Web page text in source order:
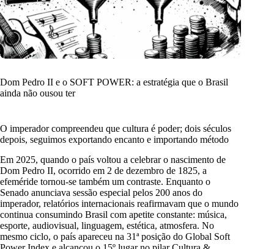
Dom Pedro II e o SOFT POWER: a estratégia que o Brasil
ainda não ousou ter
O imperador compreendeu que cultura é poder; dois séculos
depois, seguimos exportando encanto e importando método
Em 2025, quando o país voltou a celebrar o nascimento de
Dom Pedro II, ocorrido em 2 de dezembro de 1825, a
efeméride tornou-se também um contraste. Enquanto o
Senado anunciava sessão especial pelos 200 anos do
imperador, relatórios internacionais reafirmavam que o mundo
continua consumindo Brasil com apetite constante: música,
esporte, audiovisual, linguagem, estética, atmosfera. No
mesmo ciclo, o país apareceu na 31ª posição do Global Soft